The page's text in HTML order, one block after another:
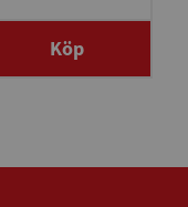
Köp